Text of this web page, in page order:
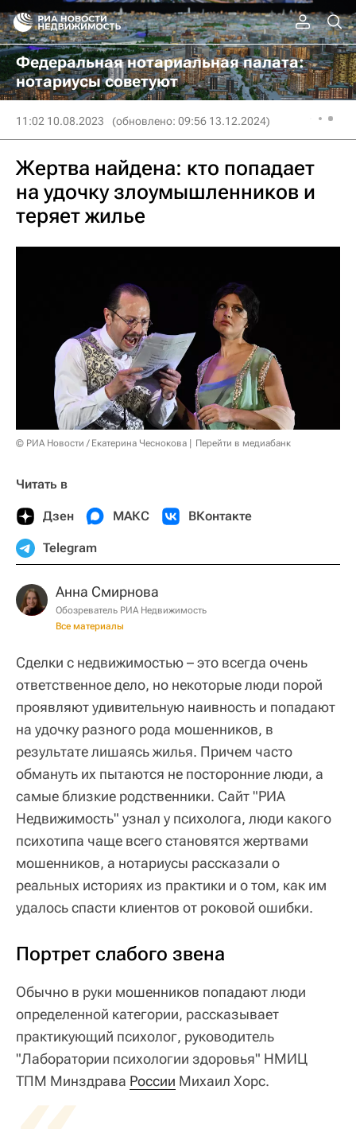
Федеральная нотариальная палата:
нотариусы советуют
11:02 10.08.2023 (обновлено: 09:56 13.12.2024)
Жертва найдена: кто попадает
на удочку злоумышленников и
теряет жилье
© РИА Новости / Екатерина Чеснокова Перейти в медиабанк
Читать в
Дзен МАКС ВКонтакте
Telegram
Анна Смирнова
Обозреватель РИА Недвижимость
Все материалы
Сделки с недвижимостью – это всегда очень
ответственное дело, но некоторые люди порой
проявляют удивительную наивность и попадают
на удочку разного рода мошенников, в
результате лишаясь жилья. Причем часто
обмануть их пытаются не посторонние люди, а
самые близкие родственники. Сайт "РИА
Недвижимость" узнал у психолога, люди какого
психотипа чаще всего становятся жертвами
мошенников, а нотариусы рассказали о
реальных историях из практики и о том, как им
удалось спасти клиентов от роковой ошибки.
Портрет слабого звена
Обычно в руки мошенников попадают люди
определенной категории, рассказывает
практикующий психолог, руководитель
"Лаборатории психологии здоровья" НМИЦ
ТПМ Минздрава России Михаил Хорс.